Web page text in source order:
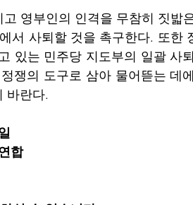
영부인의 인격을 무참히 짓밟
서 사퇴할 것을 촉구한다. 또한
있는 민주당 지도부의 일괄 사
쟁의 도구로 삼아 물어뜯는 데
바란다.
합